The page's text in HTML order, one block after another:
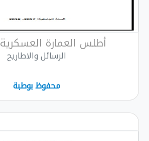
أطلس العمارة العسكرية بالجزا...
الرسائل والاطاريح
محفوظ بوطبة